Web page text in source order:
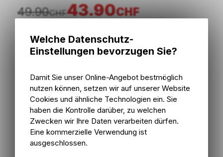
43.90CHF
49.90CHF
inkl. MwSt., zzgl. Versandkosten
1 - 3 Tage ab externem Lager
Versand
1 - 3 Tage ab externem Lager
Abholung Bike Zone AG
Welche Datenschutz-
Einstellungen bevorzugen Sie?
Damit Sie unser Online-Angebot bestmöglich
nutzen können, setzen wir auf unserer Website
Cookies und ähnliche Technologien ein. Sie
haben die Kontrolle darüber, zu welchen
Zwecken wir Ihre Daten verarbeiten dürfen.
Eine kommerzielle Verwendung ist
ausgeschlossen.